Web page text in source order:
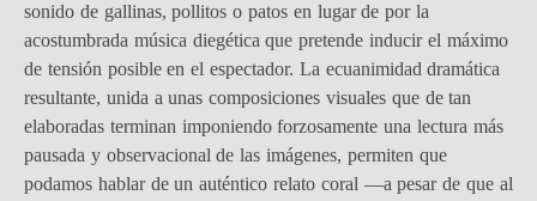
sonido de gallinas, pollitos o patos en lugar de por la
acostumbrada música diegética que pretende inducir el máximo
de tensión posible en el espectador. La ecuanimidad dramática
resultante, unida a unas composiciones visuales que de tan
elaboradas terminan imponiendo forzosamente una lectura más
pausada y observacional de las imágenes, permiten que
podamos hablar de un auténtico relato coral —a pesar de que al